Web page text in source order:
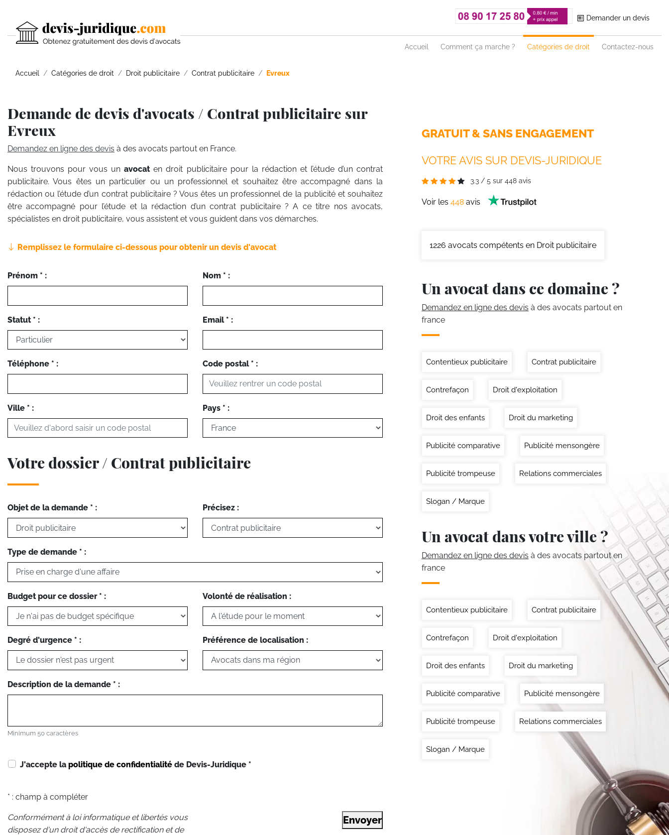
Demander un devis
Accueil Comment ça marche ? Catégories de droit Contactez-nous
Accueil Catégories de droit Droit publicitaire Contrat publicitaire Evreux
Demande de devis d'avocats / Contrat publicitaire sur
Evreux
Demandez en ligne des devis à des avocats partout en France.
Nous trouvons pour vous unavocaten droit publicitaire pour la rédaction et l’étude d’un contrat
publicitaire. Vous êtes un particulier ou un professionnel et souhaitez être accompagné dans la
rédaction ou l’étude d’un contrat publicitaire ? Vous êtes un professionnel de la publicité et souhaitez
être accompagné pour l’étude et la rédaction d’un contrat publicitaire ? A ce titre nos avocats,
spécialistes en droit publicitaire, vous assistent et vous guident dans vos démarches.
Remplissez le formulaire ci-dessous pour obtenir un devis d'avocat
Prénom * : Nom * :
Statut * : Email * :
Téléphone * : Code postal * :
Ville * : Pays * :
Votre dossier / Contrat publicitaire
Objet de la demande * : Précisez :
Type de demande * :
Budget pour ce dossier * : Volonté de réalisation :
Degré d'urgence * : Préférence de localisation :
Description de la demande * :
Minimum 50 caractères
J'accepte la politique de confidentialité de Devis-Juridique *
* : champ à compléter
Conformément à loi informatique et libertés vous
disposez d'un droit d'accès de rectification et de
Envoyer
GRATUIT & SANS ENGAGEMENT
VOTRE AVIS SUR DEVIS-JURIDIQUE
3.3 / 5 sur 448 avis
Voir les 448 avis
1226 avocats compétents en Droit publicitaire
Un avocat dans ce domaine ?
Demandez en ligne des devis à des avocats partout en
france
Contentieux publicitaire Contrat publicitaire
Contrefaçon Droit d'exploitation
Droit des enfants Droit du marketing
Publicité comparative Publicité mensongère
Publicité trompeuse Relations commerciales
Slogan / Marque
Un avocat dans votre ville ?
Demandez en ligne des devis à des avocats partout en
france
Contentieux publicitaire Contrat publicitaire
Contrefaçon Droit d'exploitation
Droit des enfants Droit du marketing
Publicité comparative Publicité mensongère
Publicité trompeuse Relations commerciales
Slogan / Marque